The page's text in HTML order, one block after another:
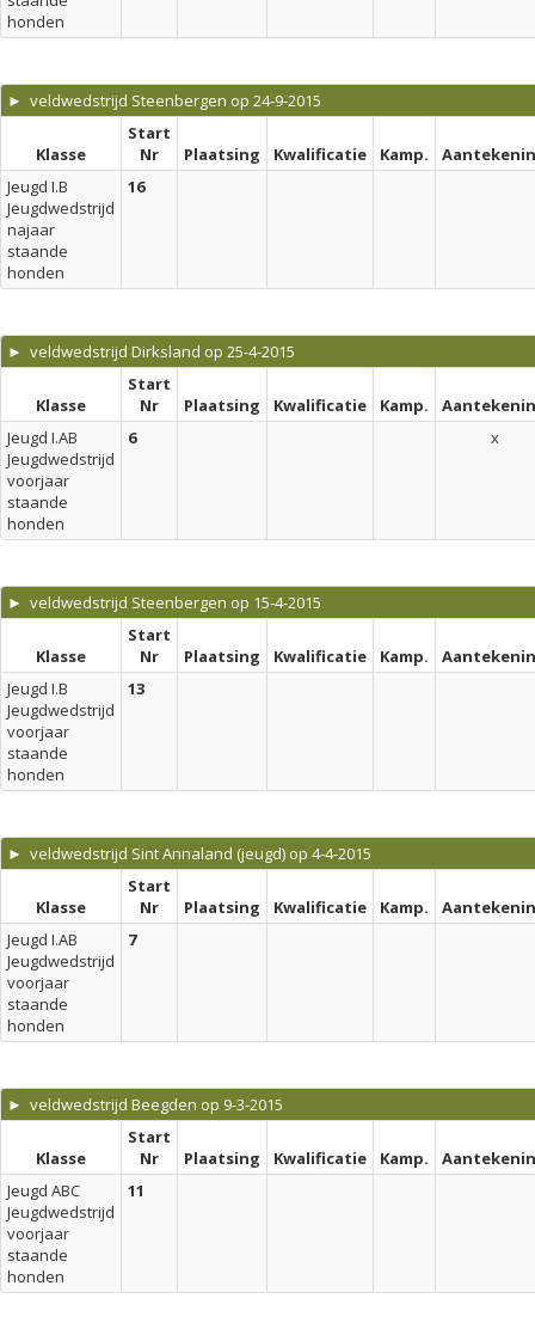
honden
► veldwedstrijd Steenbergen op 24-9-2015
Klasse
Start
Nr
Plaatsing Kwalificatie Kamp.
Jeugd I.B
Jeugdwedstrijd
najaar
staande
honden
16
► veldwedstrijd Dirksland op 25-4-2015
Klasse
Start
Nr
Plaatsing Kwalificatie Kamp.
Jeugd I.AB
Jeugdwedstrijd
voorjaar
staande
honden
6 x
► veldwedstrijd Steenbergen op 15-4-2015
Klasse
Start
Nr
Plaatsing Kwalificatie Kamp.
Jeugd I.B
Jeugdwedstrijd
voorjaar
staande
honden
13
► veldwedstrijd Sint Annaland (jeugd) op 4-4-2015
Klasse
Start
Nr
Plaatsing Kwalificatie Kamp.
Jeugd I.AB
Jeugdwedstrijd
voorjaar
staande
honden
7
► veldwedstrijd Beegden op 9-3-2015
Klasse
Start
Nr
Plaatsing Kwalificatie Kamp.
Jeugd ABC
Jeugdwedstrijd
voorjaar
staande
honden
11